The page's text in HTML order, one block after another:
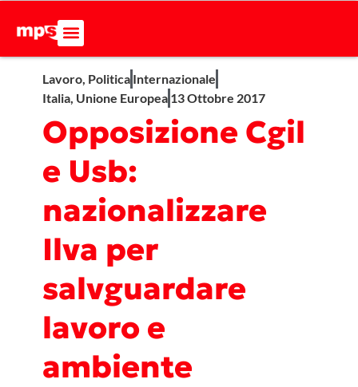
Lavoro, Politica Internazionale
Italia, Unione Europea 13 Ottobre 2017
Opposizione Cgil
e Usb:
nazionalizzare
Ilva per
salvguardare
lavoro e
ambiente